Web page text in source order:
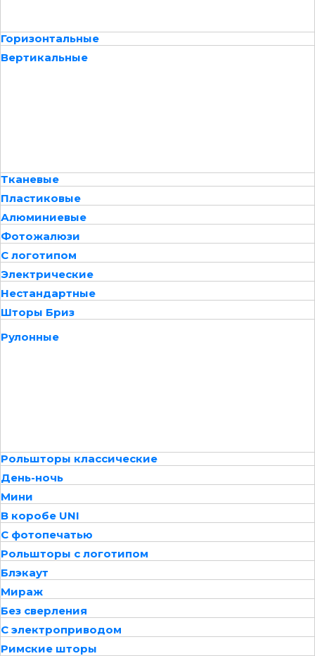
Горизонтальные
Вертикальные
Тканевые
Пластиковые
Алюминиевые
Фотожалюзи
С логотипом
Электрические
Нестандартные
Шторы Бриз
Рулонные
Рольшторы классические
День-ночь
Мини
В коробе UNI
С фотопечатью
Рольшторы с логотипом
Блэкаут
Мираж
Без сверления
С электроприводом
Римские шторы